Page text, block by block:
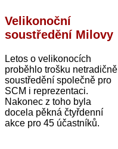
Velikonoční
soustředění Milovy
Letos o velikonocích
proběhlo trošku netradičně
soustředění společně pro
SCM i reprezentaci.
Nakonec z toho byla
docela pěkná čtyřdenní
akce pro 45 účastníků.